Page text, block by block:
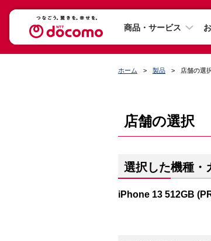
商品・サービス
ホーム 製品 店舗の選
店舗の選択
選択した機種・
iPhone 13 512GB